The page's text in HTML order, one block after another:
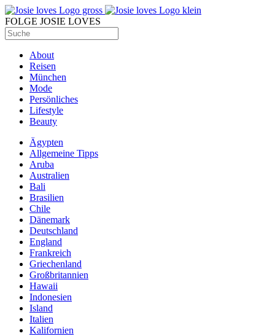
FOLGE JOSIE LOVES
About
Reisen
München
Mode
Persönliches
Lifestyle
Beauty
Ägypten
Allgemeine Tipps
Aruba
Australien
Bali
Brasilien
Chile
Dänemark
Deutschland
England
Frankreich
Griechenland
Großbritannien
Hawaii
Indonesien
Island
Italien
Kalifornien